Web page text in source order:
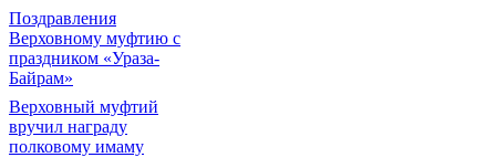
Поздравления
Верховному муфтию с
праздником «Ураза-
Байрам»
Верховный муфтий
вручил награду
полковому имаму